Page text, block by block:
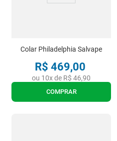
Colar Philadelphia Salvape
R$ 469,00
ou 10x de R$ 46,90
COMPRAR